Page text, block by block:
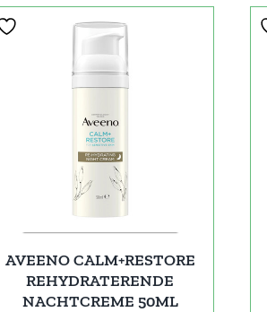
AVEENO CALM+RESTORE
REHYDRATERENDE
NACHTCREME 50ML